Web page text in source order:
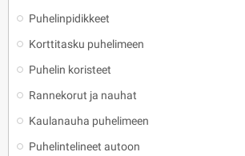
Puhelinpidikkeet
Korttitasku puhelimeen
Puhelin koristeet
Rannekorut ja nauhat
Kaulanauha puhelimeen
Puhelintelineet autoon